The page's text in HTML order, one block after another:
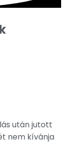
után jutott
nem kívánja